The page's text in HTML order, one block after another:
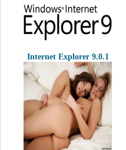
Internet Explorer 9.0.1